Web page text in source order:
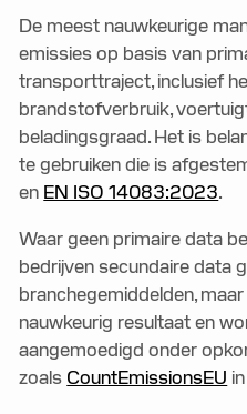
De meest nauwkeurige
emissies op basis van
transporttraject, inclusief
brandstofverbruik,
beladingsgraad. Het is
te gebruiken die is
en EN ISO 14083:2023.
Waar geen primaire data
bedrijven secundaire data
branchegemiddelden,
nauwkeurig resultaat en
aangemoedigd onder
zoals CountEmissionsEU